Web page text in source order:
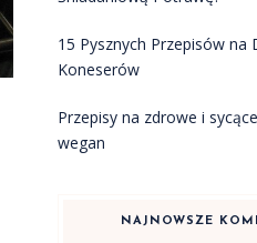
15 Pysznych Przepisów na
Koneserów
Przepisy na zdrowe i
wegan
NAJNOWSZE